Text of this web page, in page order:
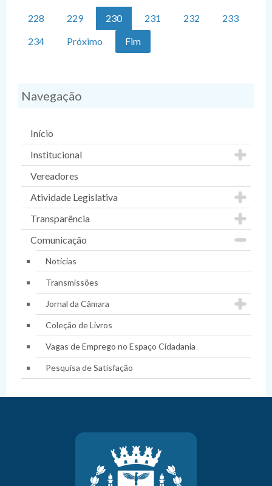
228
229 230 231 232
233
234
Próximo Fim
Navegação
Início
Institucional
Vereadores
Atividade Legislativa
Transparência
Comunicação
Notícias
Transmissões
Jornal da Câmara
Coleção de Livros
Vagas de Emprego no Espaço Cidadania
Pesquisa de Satisfação